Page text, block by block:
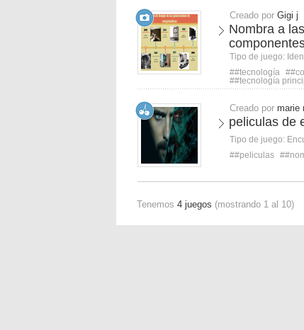
Creado por Gigi j
Nombra a
Tipo de juego:
##tecnología
##tecnología
Creado por marie
peliculas de
Tipo de juego:
##peliculas
Tenemos 4 juegos (mostrando 1 al 10)